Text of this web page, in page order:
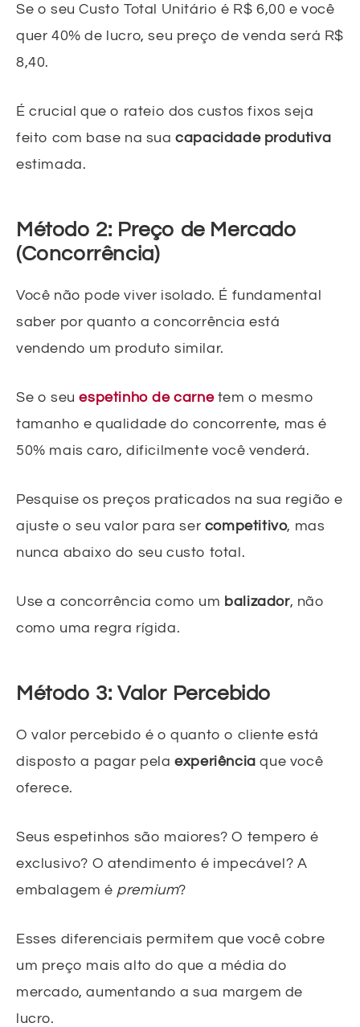
Se o seu Custo Total Unitário é R$ 6,00 e você
quer 40% de lucro, seu preço de venda será R$
8,40.
É crucial que o rateio dos custos fixos seja
feito com base na suacapacidade produtiva
estimada.
Método 2: Preço de Mercado
(Concorrência)
Você não pode viver isolado. É fundamental
saber por quanto a concorrência está
vendendo um produto similar.
Se o seuespetinho de carnetem o mesmo
tamanho e qualidade do concorrente, mas é
50% mais caro, dificilmente você venderá.
Pesquise os preços praticados na sua região e
ajuste o seu valor para ser competitivo, mas
nunca abaixo do seu custo total.
Use a concorrência como um balizador, não
como uma regra rígida.
Método 3: Valor Percebido
O valor percebido é o quanto o cliente está
disposto a pagar pelaexperiência que você
oferece.
Seus espetinhos são maiores? O tempero é
exclusivo? O atendimento é impecável? A
embalagem é premium?
Esses diferenciais permitem que você cobre
um preço mais alto do que a média do
mercado, aumentando a sua margem de
lucro.